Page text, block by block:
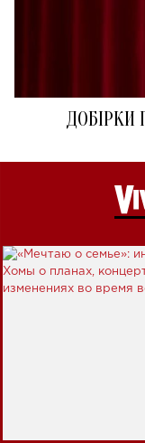
ДОБІРКИ